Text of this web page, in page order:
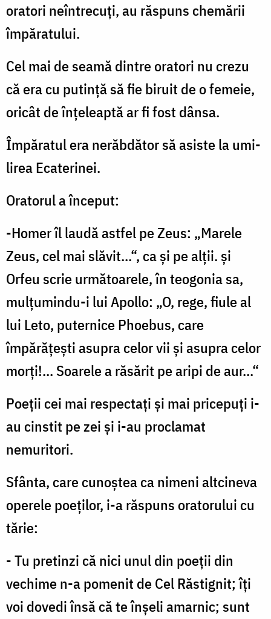
ora­tori neîntrecuți, au răspuns chemării
împăratului.
Cel mai de seamă dintre oratori nu crezu
că era cu putință să fie biruit de o femeie,
oricât de înțeleaptă ar fi fost dânsa.
Împăratul era nerăbdător să asiste la umi­
lirea Ecaterinei.
Oratorul a început:
-Homer îl laudă astfel pe Zeus: „Marele
Zeus, cel mai slăvit...“, ca și pe alții. și
Orfeu scrie următoarele, în teogonia sa,
mulțu­mindu-i lui Apollo: „O, rege, fiule al
lui Leto, puternice Phoebus, care
împărățești asupra celor vii și asupra celor
morți!... Soa­rele a răsărit pe aripi de aur...“
Poeții cei mai respectați și mai pricepuți i-
au cinstit pe zei și i-au proclamat
nemuritori.
Sfânta, care cunoștea ca nimeni altcineva
operele poeților, i-a răspuns oratorului cu
tărie:
- Tu pretinzi că nici unul din poeții din
vechime n-a pomenit de Cel Răstignit; îți
voi dovedi însă că te înșeli amarnic; sunt